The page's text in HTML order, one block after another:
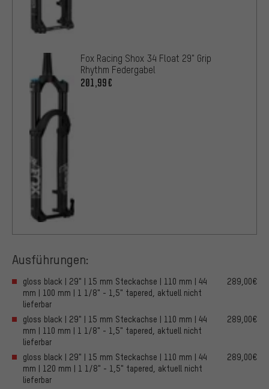
Fox Racing Shox 34 Float 29" Grip
Rhythm Federgabel
201,99€
Ausführungen:
gloss black | 29" | 15 mm Steckachse | 110 mm | 44
mm | 100 mm | 1 1/8" - 1,5" tapered, aktuell nicht
lieferbar
289,00€
gloss black | 29" | 15 mm Steckachse | 110 mm | 44
mm | 110 mm | 1 1/8" - 1,5" tapered, aktuell nicht
lieferbar
289,00€
gloss black | 29" | 15 mm Steckachse | 110 mm | 44
mm | 120 mm | 1 1/8" - 1,5" tapered, aktuell nicht
lieferbar
289,00€